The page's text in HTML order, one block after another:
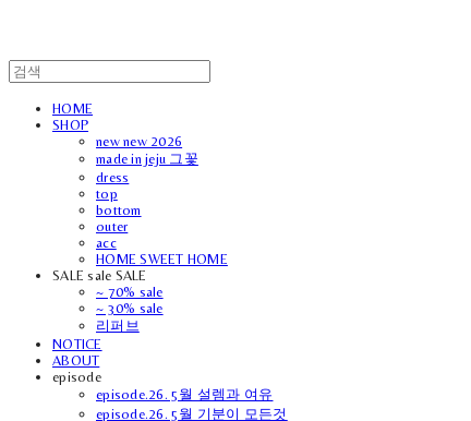
HOME
SHOP
new new 2026
made in jeju 그꽃
dress
top
bottom
outer
acc
HOME SWEET HOME
SALE sale SALE
~ 70% sale
~ 30% sale
리퍼브
NOTICE
ABOUT
episode
episode.26. 5월 설렘과 여유
episode.26. 5월 기분이 모든것